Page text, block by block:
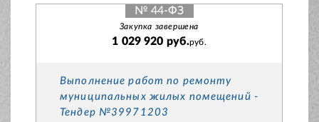
№ 44-ФЗ
Закупка завершена
1 029 920 руб.руб.
Выполнение работ по ремонту
муниципальных жилых помещений -
Тендер №39971203